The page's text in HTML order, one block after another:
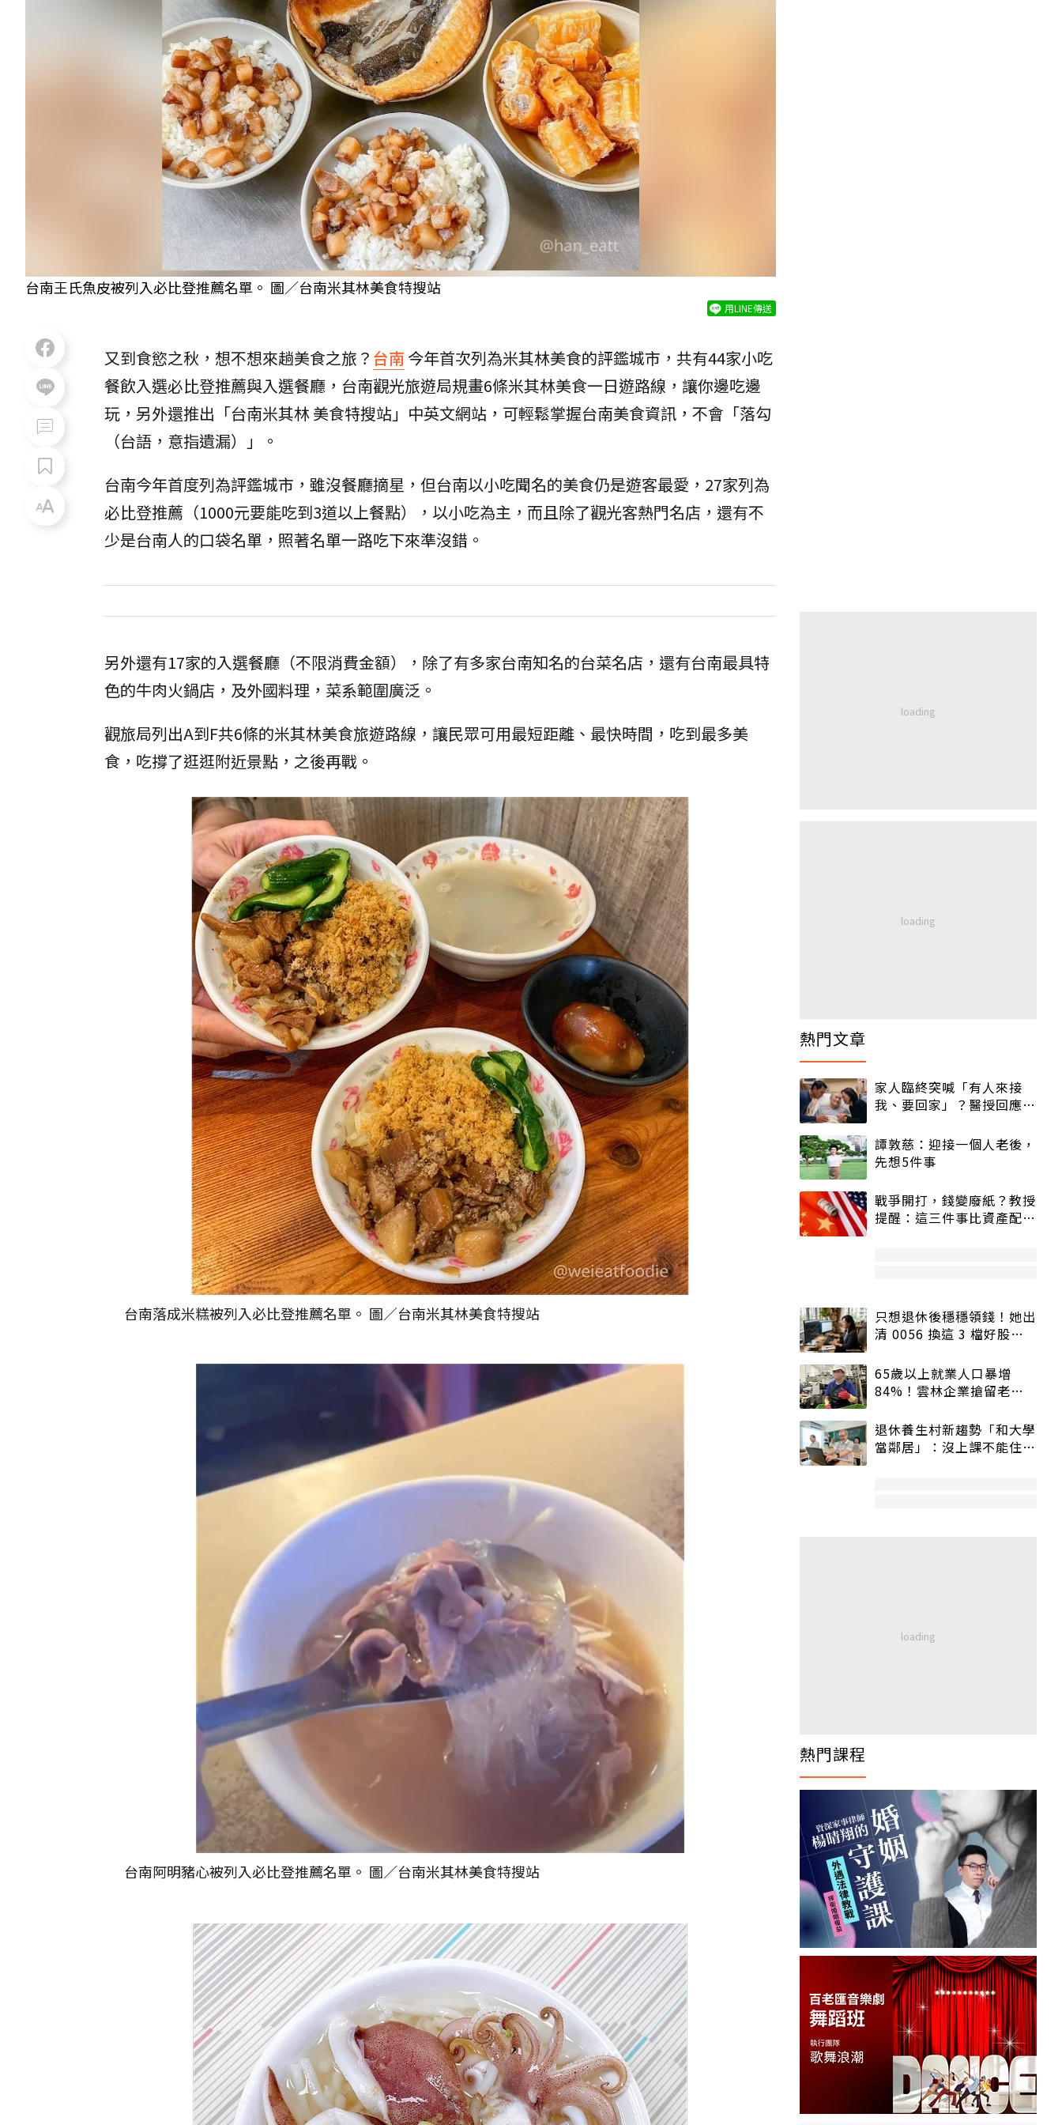
台南王氏魚皮被列入必比登推薦名單。 圖／台南米其林美食特搜站
用LINE傳送
又到食慾之秋，想不想來趟美食之旅？ 台南 今年首次列為米其林美食的評鑑城市，共有44家小吃
餐飲入選必比登推薦與入選餐廳，台南觀光旅遊局規畫6條米其林美食一日遊路線，讓你邊吃邊
玩，另外還推出「台南米其林 美食特搜站」中英文網站，可輕鬆掌握台南美食資訊，不會「落勾
（台語，意指遺漏）」。
台南今年首度列為評鑑城市，雖沒餐廳摘星，但台南以小吃聞名的美食仍是遊客最愛，27家列為
必比登推薦（1000元要能吃到3道以上餐點），以小吃為主，而且除了觀光客熱門名店，還有不
少是台南人的口袋名單，照著名單一路吃下來準沒錯。
另外還有17家的入選餐廳（不限消費金額），除了有多家台南知名的台菜名店，還有台南最具特
色的牛肉火鍋店，及外國料理，菜系範圍廣泛。
觀旅局列出A到F共6條的米其林美食旅遊路線，讓民眾可用最短距離、最快時間，吃到最多美
食，吃撐了逛逛附近景點，之後再戰。
台南落成米糕被列入必比登推薦名單。 圖／台南米其林美食特搜站
台南阿明豬心被列入必比登推薦名單。 圖／台南米其林美食特搜站
熱門文章
家人臨終突喊「有人來接
我、要回家」？醫授回應方
譚敦慈：迎接一個人老後，
先想5件事
戰爭開打，錢變廢紙？教授
提醒：這三件事比資產配置
只想退休後穩穩領錢！她出
清 0056 換這 3 檔好股：
65歲以上就業人口暴增
84%！雲林企業搶留老員
退休養生村新趨勢「和大學
當鄰居」：沒上課不能住、
熱門課程